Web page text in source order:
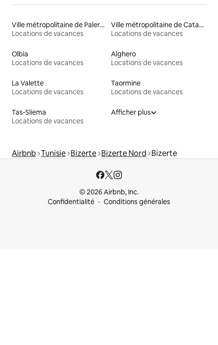
Ville métropolitaine de Palerme
Locations de vacances
Ville métropolitaine de Catane
Locations de vacances
Olbia
Locations de vacances
Alghero
Locations de vacances
La Valette
Locations de vacances
Taormine
Locations de vacances
Tas-Sliema
Locations de vacances
Afficher plus
Airbnb Tunisie Bizerte Bizerte Nord Bizerte
© 2026 Airbnb, Inc.
Confidentialité
Conditions générales